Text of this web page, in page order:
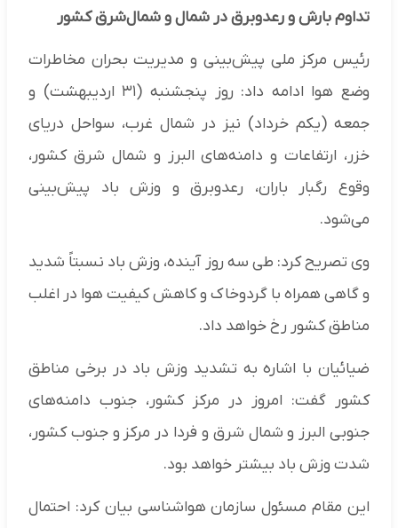
تداوم بارش و رعدوبرق در شمال و شمال‌شرق کشور
رئیس مرکز ملی پیش‌بینی و مدیریت بحران مخاطرات
وضع هوا ادامه داد: روز پنجشنبه (۳۱ اردیبهشت) و
جمعه (یکم خرداد) نیز در شمال غرب، سواحل دریای
خزر، ارتفاعات و دامنه‌های البرز و شمال شرق کشور،
وقوع رگبار باران، رعدوبرق و وزش باد پیش‌بینی
می‌شود.
وی تصریح کرد: طی سه روز آینده، وزش باد نسبتاً شدید
و گاهی همراه با گردوخاک و کاهش کیفیت هوا در اغلب
مناطق کشور رخ خواهد داد.
ضیائیان با اشاره به تشدید وزش باد در برخی مناطق
کشور گفت: امروز در مرکز کشور، جنوب دامنه‌های
جنوبی البرز و شمال شرق و فردا در مرکز و جنوب کشور،
شدت وزش باد بیشتر خواهد بود.
این مقام مسئول سازمان هواشناسی بیان کرد: احتمال